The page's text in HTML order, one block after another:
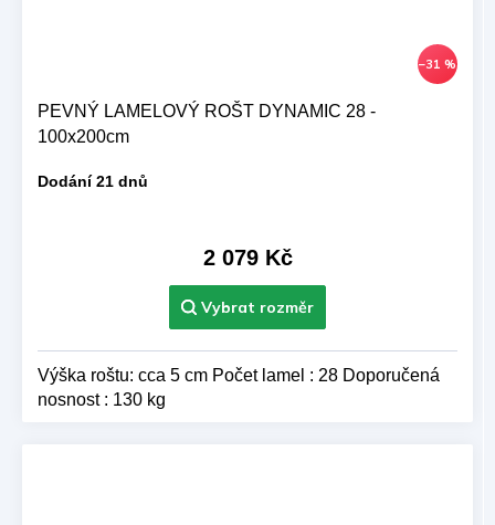
–31 %
PEVNÝ LAMELOVÝ ROŠT DYNAMIC 28 -
100x200cm
Dodání 21 dnů
2 079 Kč
Výška roštu: cca 5 cm Počet lamel : 28 Doporučená
nosnost : 130 kg